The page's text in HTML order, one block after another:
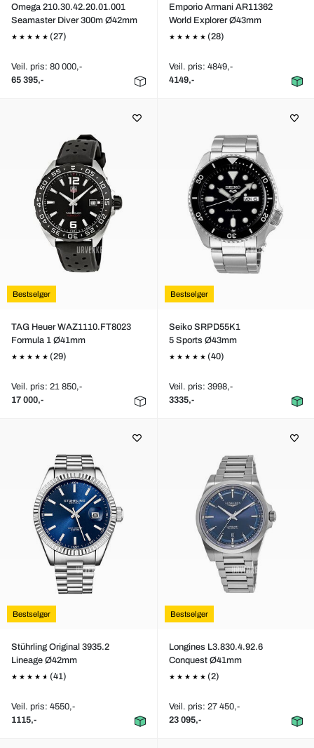
Omega 210.30.42.20.01.001
Seamaster Diver 300m Ø42mm
(27)
Veil. pris: 80 000,-
65 395,-
Emporio Armani AR11362
World Explorer Ø43mm
(28)
Veil. pris: 4849,-
4149,-
Bestselger
TAG Heuer WAZ1110.FT8023
Formula 1 Ø41mm
(29)
Veil. pris: 21 850,-
17 000,-
Bestselger
Seiko SRPD55K1
5 Sports Ø43mm
(40)
Veil. pris: 3998,-
3335,-
Bestselger
Stührling Original 3935.2
Lineage Ø42mm
(41)
Veil. pris: 4550,-
1115,-
Bestselger
Longines L3.830.4.92.6
Conquest Ø41mm
(2)
Veil. pris: 27 450,-
23 095,-